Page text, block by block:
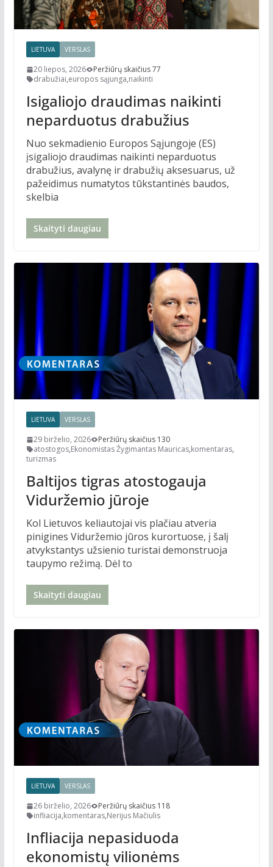
LIETUVA VERSLAS
20 liepos, 2026
Peržiūrų skaičius 77
drabužiai,europos sąjunga,naikinti
Isigaliojo draudimas naikinti
neparduotus drabužius
Nuo sekmadienio Europos Sąjungoje (ES)
įsigaliojo draudimas naikinti neparduotus
drabužius, avalynę ir drabužių aksesuarus, už
pažeidimus numatytos tūkstantinės baudos,
skelbia
Skaityti daugiau
LIETUVA VERSLAS
29 birželio, 2026
Peržiūrų skaičius 130
atostogos,Ekonomistas Žygimantas Mauricas,komentaras,
turizmas
Baltijos tigras atostogauja
Viduržemio jūroje
Kol Lietuvos keliautojai vis plačiau atveria
pinigines Viduržemio jūros kurortuose, į šalį
atvykstantys užsienio turistai demonstruoja
taupymo režimą. Dėl to
Skaityti daugiau
LIETUVA VERSLAS
26 birželio, 2026
Peržiūrų skaičius 118
infliacija,komentaras,Nerijus Mačiulis
Infliacija nepasiduoda
ekonomistų vilionėms